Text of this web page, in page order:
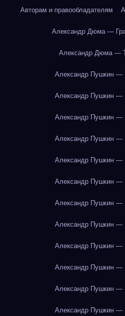
Авторам и правообладателям
Александр Дюма —
Александр Дюма —
Александр Пушкин —
Александр Пушкин —
Александр Пушкин —
Александр Пушкин —
Александр Пушкин —
Александр Пушкин —
Александр Пушкин —
Александр Пушкин —
Александр Пушкин —
Александр Пушкин —
Александр Пушкин —
Александр Пушкин —